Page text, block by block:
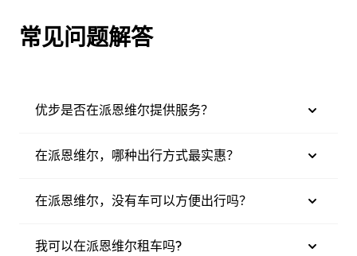
常见问题解答
优步是否在派恩维尔提供服务？
在派恩维尔，哪种出行方式最实惠？
在派恩维尔，没有车可以方便出行吗？
我可以在派恩维尔租车吗?